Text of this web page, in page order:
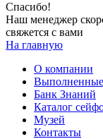
Спасибо!
Наш менеджер
свяжется с вами
На главную
О компании
Банк Знаний
Каталог
Музей
Контакты